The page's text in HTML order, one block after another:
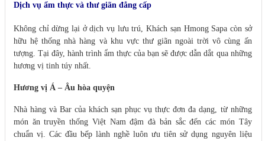
Dịch vụ ẩm thực và thư giãn đẳng cấp
Không chỉ dừng lại ở dịch vụ lưu trú, Khách sạn Hmong Sapa còn sở
hữu hệ thống nhà hàng và khu vực thư giãn ngoài trời vô cùng ấn
tượng. Tại đây, hành trình ẩm thực của bạn sẽ được dẫn dắt qua những
hương vị tinh túy nhất.
Hương vị Á – Âu hòa quyện
Nhà hàng và Bar của khách sạn phục vụ thực đơn đa dạng, từ những
món ăn truyền thống Việt Nam đậm đà bản sắc đến các món Tây
chuẩn vị. Các đầu bếp lành nghề luôn ưu tiên sử dụng nguyên liệu